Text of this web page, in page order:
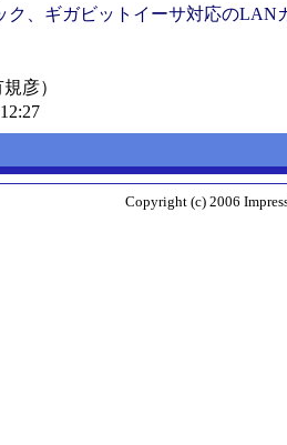
ク、ギガビットイーサ対応のLAN
彦）
Copyright (c) 2006